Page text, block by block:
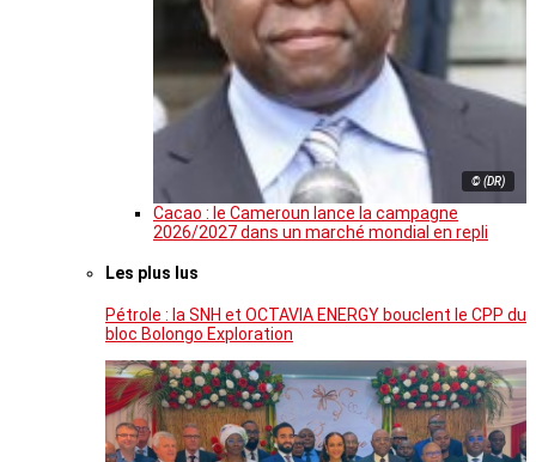
© (DR)
Cacao : le Cameroun lance la campagne
2026/2027 dans un marché mondial en repli
Les plus lus
Pétrole : la SNH et OCTAVIA ENERGY bouclent le CPP du
bloc Bolongo Exploration